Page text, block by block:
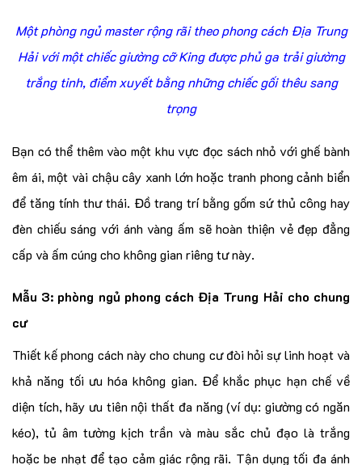
Một phòng ngủ master rộng rãi theo phong cách Địa Trung
Hải với một chiếc giường cỡ King được phủ ga trải giường
trắng tinh, điểm xuyết bằng những chiếc gối thêu sang
trọng
Bạn có thể thêm vào một khu vực đọc sách nhỏ với ghế bành
êm ái, một vài chậu cây xanh lớn hoặc tranh phong cảnh biển
để tăng tính thư thái. Đồ trang trí bằng gốm sứ thủ công hay
đèn chiếu sáng với ánh vàng ấm sẽ hoàn thiện vẻ đẹp đẳng
cấp và ấm cúng cho không gian riêng tư này.
Mẫu 3: phòng ngủ phong cách Địa Trung Hải cho chung
cư
Thiết kế phong cách này cho chung cư đòi hỏi sự linh hoạt và
khả năng tối ưu hóa không gian. Để khắc phục hạn chế về
diện tích, hãy ưu tiên nội thất đa năng (ví dụ: giường có ngăn
kéo), tủ âm tường kịch trần và màu sắc chủ đạo là trắng
hoặc be nhạt để tạo cảm giác rộng rãi. Tận dụng tối đa ánh